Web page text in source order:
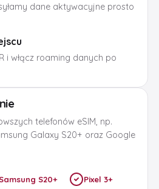
dane aktywacyjne prosto
i włącz roaming danych po
telefonów eSIM, np.
Galaxy S20+ oraz Google
S20+ Pixel 3+